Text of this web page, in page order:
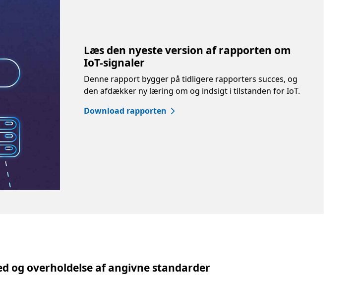
Læs den nyeste version af rapporten om
IoT-signaler
Denne rapport bygger på tidligere rapporters succes, og
den afdækker ny læring om og indsigt i tilstanden for IoT.
Download rapporten
og overholdelse af angivne standarder